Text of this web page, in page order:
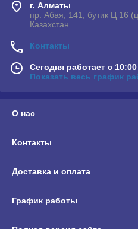
г. Алматы
пр. Абая, 141, бутик Ц 16
Казахстан
Контакты
Сегодня работает с
Показать весь график
О нас
Контакты
Доставка и оплата
График работы